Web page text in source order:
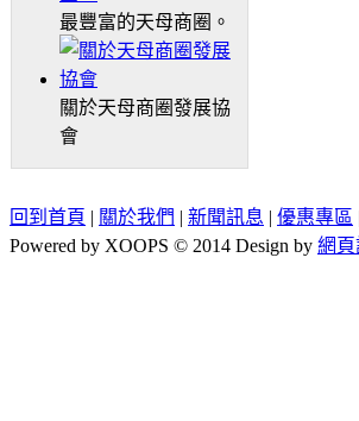
最豐富的天母商圈。
關於天母商圈發展協
會
回到首頁 | 關於我們 | 新聞訊息 | 優惠專區
Powered by XOOPS © 2014 Design by 網